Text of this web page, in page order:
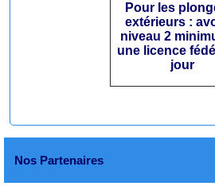
Pour les
extérieurs :
niveau 2
une licence
jour
Nos Partenaires